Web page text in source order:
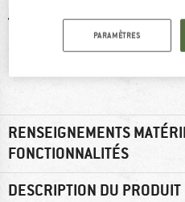
RENSEIGNEMENTS
FONCTIONNALITÉS
DESCRIPTION DU PRODUIT
PARAMÈTRES